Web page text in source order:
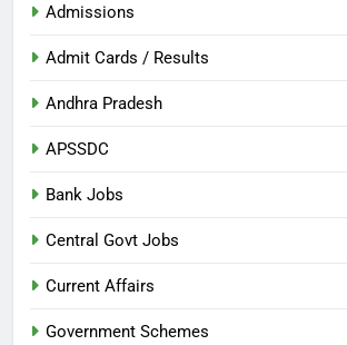
Admissions
Admit Cards / Results
Andhra Pradesh
APSSDC
Bank Jobs
Central Govt Jobs
Current Affairs
Government Schemes